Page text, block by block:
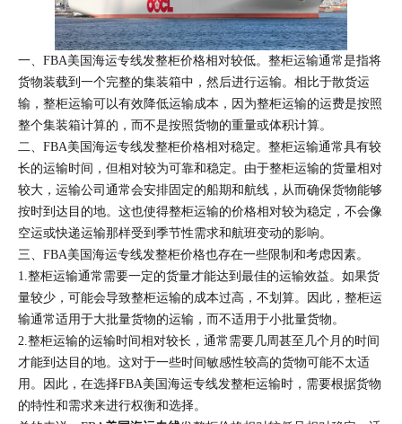
一、FBA美国海运专线发整柜价格相对较低。整柜运输通常是指将
货物装载到一个完整的集装箱中，然后进行运输。相比于散货运
输，整柜运输可以有效降低运输成本，因为整柜运输的运费是按照
整个集装箱计算的，而不是按照货物的重量或体积计算。
二、FBA美国海运专线发整柜价格相对稳定。整柜运输通常具有较
长的运输时间，但相对较为可靠和稳定。由于整柜运输的货量相对
较大，运输公司通常会安排固定的船期和航线，从而确保货物能够
按时到达目的地。这也使得整柜运输的价格相对较为稳定，不会像
空运或快递运输那样受到季节性需求和航班变动的影响。
三、FBA美国海运专线发整柜价格也存在一些限制和考虑因素。
1.整柜运输通常需要一定的货量才能达到最佳的运输效益。如果货
量较少，可能会导致整柜运输的成本过高，不划算。因此，整柜运
输通常适用于大批量货物的运输，而不适用于小批量货物。
2.整柜运输的运输时间相对较长，通常需要几周甚至几个月的时间
才能到达目的地。这对于一些时间敏感性较高的货物可能不太适
用。因此，在选择FBA美国海运专线发整柜运输时，需要根据货物
的特性和需求来进行权衡和选择。